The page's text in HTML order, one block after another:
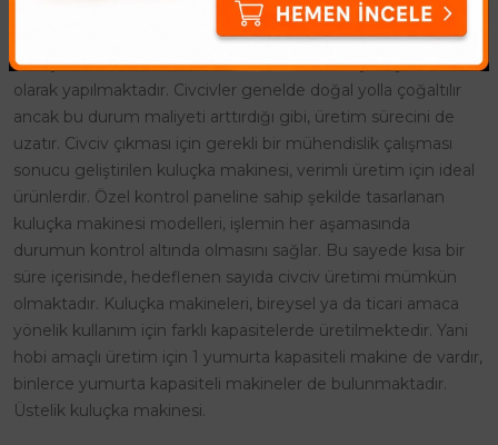
Kuluçka Makinesi ile civciv üretimi, farklı amaçlara yönelik
olarak yapılmaktadır. Civcivler genelde doğal yolla çoğaltılır
ancak bu durum maliyeti arttırdığı gibi, üretim sürecini de
uzatır. Civciv çıkması için gerekli bir mühendislik çalışması
sonucu geliştirilen kuluçka makinesi, verimli üretim için ideal
ürünlerdir. Özel kontrol paneline sahip şekilde tasarlanan
kuluçka makinesi modelleri, işlemin her aşamasında
durumun kontrol altında olmasını sağlar. Bu sayede kısa bir
süre içerisinde, hedeflenen sayıda civciv üretimi mümkün
olmaktadır. Kuluçka makineleri, bireysel ya da ticari amaca
yönelik kullanım için farklı kapasitelerde üretilmektedir. Yani
hobi amaçlı üretim için 1 yumurta kapasiteli makine de vardır,
binlerce yumurta kapasiteli makineler de bulunmaktadır.
Üstelik kuluçka makinesi.